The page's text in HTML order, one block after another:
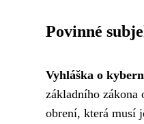
Povinné
Vyhláška o
základního zákona
obrení, která musí